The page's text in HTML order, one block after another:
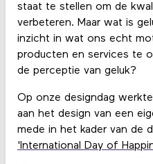
staat te stellen om de
verbeteren. Maar wat is
inzicht in wat ons echt
producten en services te
de perceptie van geluk?
Op onze designdag
aan het design van een
mede in het kader van de
'International Day of